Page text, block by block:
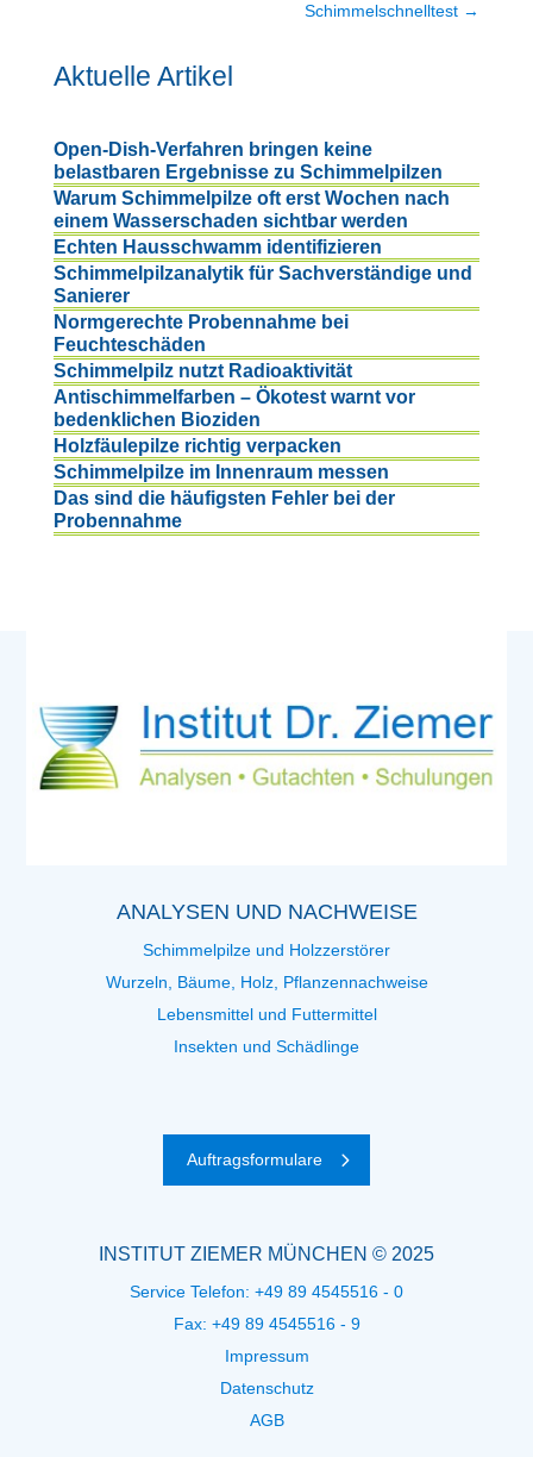
Schimmelschnelltest →
Aktuelle Artikel
Open-Dish-Verfahren bringen keine
belastbaren Ergebnisse zu Schimmelpilzen
Warum Schimmelpilze oft erst Wochen nach
einem Wasserschaden sichtbar werden
Echten Hausschwamm identifizieren
Schimmelpilzanalytik für Sachverständige und
Sanierer
Normgerechte Probennahme bei
Feuchteschäden
Schimmelpilz nutzt Radioaktivität
Antischimmelfarben – Ökotest warnt vor
bedenklichen Bioziden
Holzfäulepilze richtig verpacken
Schimmelpilze im Innenraum messen
Das sind die häufigsten Fehler bei der
Probennahme
ANALYSEN UND NACHWEISE
Schimmelpilze und Holzzerstörer
Wurzeln, Bäume, Holz, Pflanzennachweise
Lebensmittel und Futtermittel
Insekten und Schädlinge
Auftragsformulare
INSTITUT ZIEMER MÜNCHEN © 2025
Service Telefon: +49 89 4545516 - 0
Fax: +49 89 4545516 - 9
Impressum
Datenschutz
AGB